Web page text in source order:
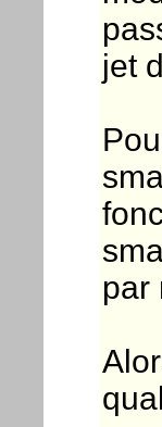
jet
par